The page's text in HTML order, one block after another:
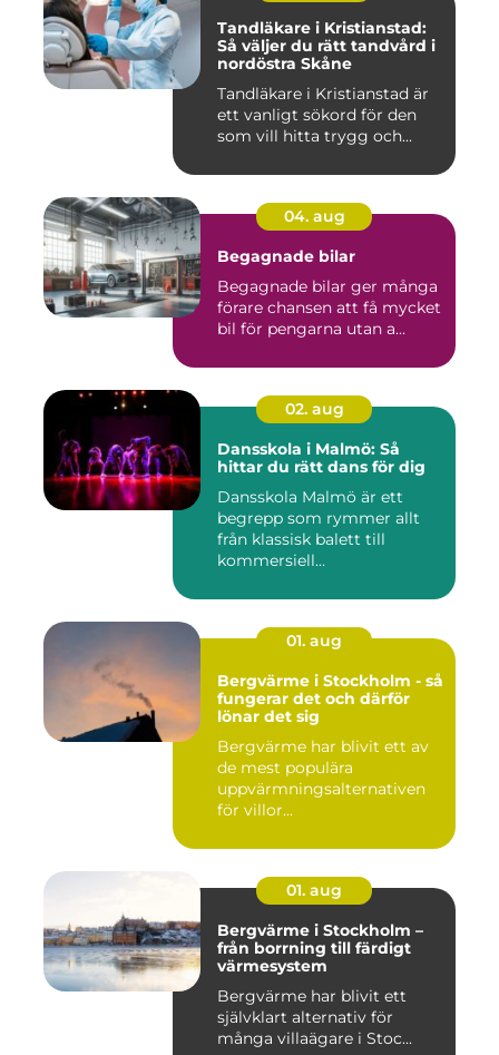
Tandläkare i Kristianstad:
Så väljer du rätt tandvård i
nordöstra Skåne
Tandläkare i Kristianstad är
ett vanligt sökord för den
som vill hitta trygg och...
04. aug
Begagnade bilar
Begagnade bilar ger många
förare chansen att få mycket
bil för pengarna utan a...
02. aug
Dansskola i Malmö: Så
hittar du rätt dans för dig
Dansskola Malmö är ett
begrepp som rymmer allt
från klassisk balett till
kommersiell...
01. aug
Bergvärme i Stockholm - så
fungerar det och därför
lönar det sig
Bergvärme har blivit ett av
de mest populära
uppvärmningsalternativen
för villor...
01. aug
Bergvärme i Stockholm –
från borrning till färdigt
värmesystem
Bergvärme har blivit ett
självklart alternativ för
många villaägare i Stoc...